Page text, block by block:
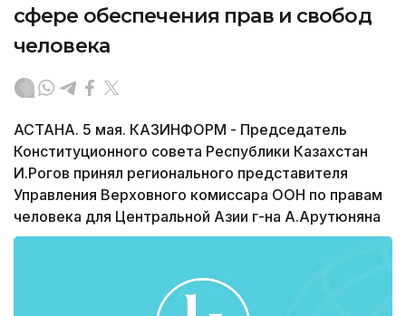
сфере обеспечения прав и свобод
человека
АСТАНА. 5 мая. КАЗИНФОРМ - Председатель
Конституционного совета Республики Казахстан
И.Рогов принял регионального представителя
Управления Верховного комиссара ООН по правам
человека для Центральной Азии г-на А.Арутюняна